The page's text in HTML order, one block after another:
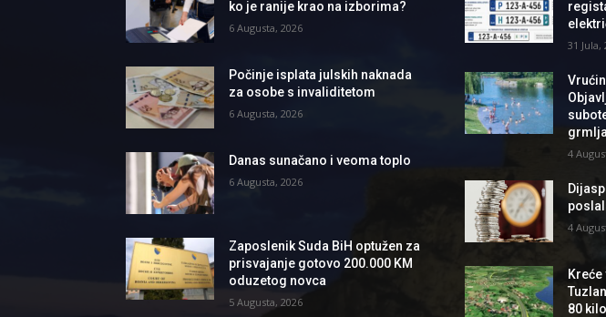
ko je ranije krao na izborima?
6 Augusta, 2026
Počinje isplata julskih naknada
za osobe s invaliditetom
6 Augusta, 2026
Danas sunačano i veoma toplo
6 Augusta, 2026
Zaposlenik Suda BiH optužen za
prisvajanje gotovo 200.000 KM
oduzetog novca
5 Augusta, 2026
31 Jula,
4
4
80